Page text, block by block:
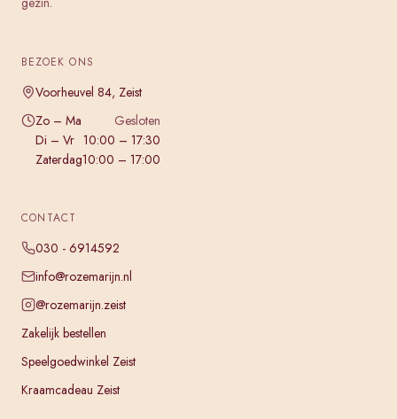
BEZOEK ONS
Voorheuvel 84, Zeist
Zo – Ma
Gesloten
Di – Vr 10:00 – 17:30
Zaterdag10:00 – 17:00
CONTACT
030 - 6914592
info@rozemarijn.nl
@rozemarijn.zeist
Zakelijk bestellen
Speelgoedwinkel Zeist
Kraamcadeau Zeist